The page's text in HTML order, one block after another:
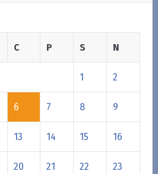
C P S N
1 2
6 7 8 9
13 14 15 16
20 21 22 23